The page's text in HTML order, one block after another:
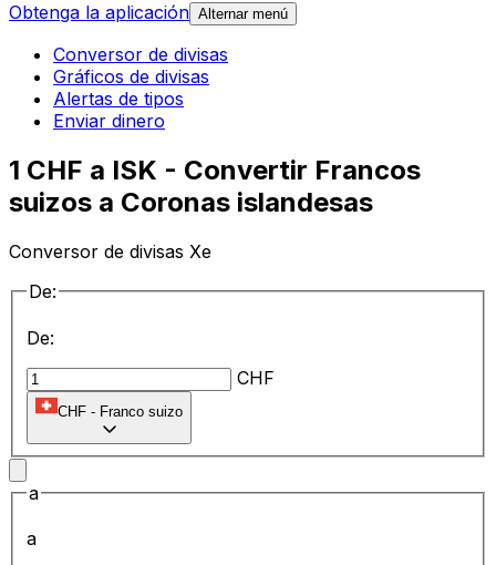
Obtenga la aplicación Alternar menú
Conversor de divisas
Gráficos de divisas
Alertas de tipos
Enviar dinero
1 CHF a ISK - Convertir Francos
suizos a Coronas islandesas
Conversor de divisas Xe
De:
De:
CHF
CHF - Franco suizo
a
a